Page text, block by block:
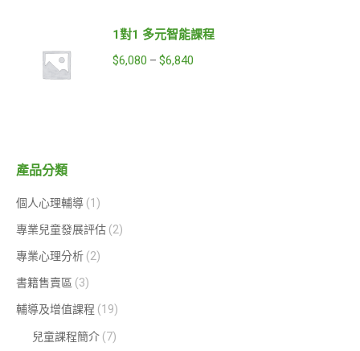
1對1 多元智能課程
$6,080 – $6,840
產品分類
個人心理輔導 (1)
專業兒童發展評估 (2)
專業心理分析 (2)
書籍售賣區 (3)
輔導及增值課程 (19)
兒童課程簡介 (7)